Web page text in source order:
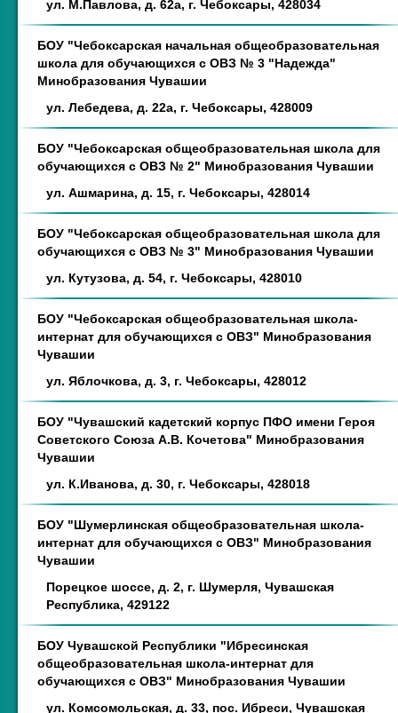
ул. М.Павлова, д. 62а, г. Чебоксары, 428034
БОУ "Чебоксарская начальная общеобразовательная
школа для обучающихся с ОВЗ № 3 "Надежда"
Минобразования Чувашии
ул. Лебедева, д. 22а, г. Чебоксары, 428009
БОУ "Чебоксарская общеобразовательная школа для
обучающихся с ОВЗ № 2" Минобразования Чувашии
ул. Ашмарина, д. 15, г. Чебоксары, 428014
БОУ "Чебоксарская общеобразовательная школа для
обучающихся с ОВЗ № 3" Минобразования Чувашии
ул. Кутузова, д. 54, г. Чебоксары, 428010
БОУ "Чебоксарская общеобразовательная школа-
интернат для обучающихся с ОВЗ" Минобразования
Чувашии
ул. Яблочкова, д. 3, г. Чебоксары, 428012
БОУ "Чувашский кадетский корпус ПФО имени Героя
Советского Союза А.В. Кочетова" Минобразования
Чувашии
ул. К.Иванова, д. 30, г. Чебоксары, 428018
БОУ "Шумерлинская общеобразовательная школа-
интернат для обучающихся с ОВЗ" Минобразования
Чувашии
Порецкое шоссе, д. 2, г. Шумерля, Чувашская
Республика, 429122
БОУ Чувашской Республики "Ибресинская
общеобразовательная школа-интернат для
обучающихся с ОВЗ" Минобразования Чувашии
ул. Комсомольская, д. 33, пос. Ибреси, Чувашская